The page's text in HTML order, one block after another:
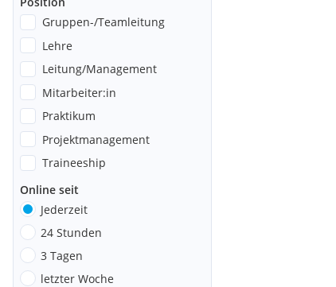
Gruppen-/Teamleitung
Lehre
Leitung/Management
Mitarbeiter:in
Praktikum
Projektmanagement
Traineeship
Online seit
Jederzeit
24 Stunden
3 Tagen
letzter Woche